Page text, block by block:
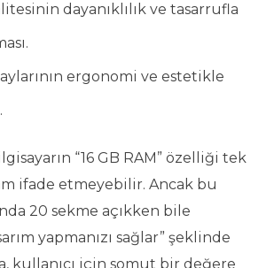
dayanıklılık ve tasarrufla
ergonomi ve estetikle
“16 GB RAM” özelliği tek
ifade etmeyebilir. Ancak bu
20 sekme açıkken bile
yapmanızı sağlar” şeklinde
kullanıcı için somut bir değere